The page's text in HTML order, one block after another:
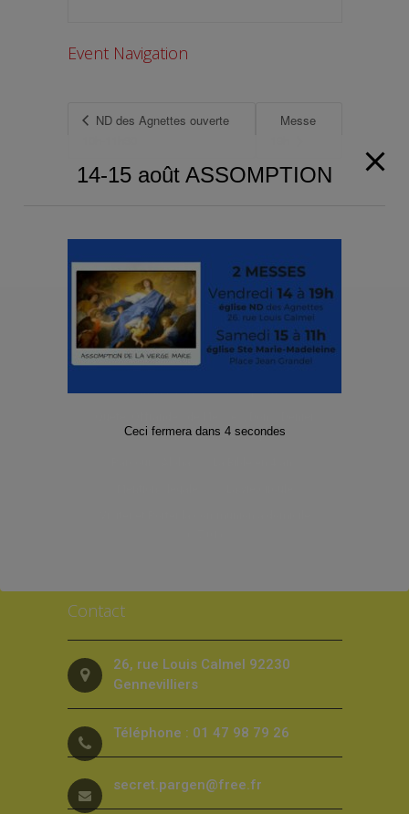
Event Navigation
ND des Agnettes ouverte
Messe
Paroisse de Gennevilliers et Asnières-
Grésillons 2025
Territoire de la paroisse
Je suis nouvelle/nouveau
Demander un acte de baptême
de l’Eglise (dîme) et Legs
Contact
26, rue Louis Calmel 92230
Gennevilliers
Téléphone : 01 47 98 79 26
secret.pargen@free.fr
14-15 août ASSOMPTION
Ceci fermera dans 3secondes